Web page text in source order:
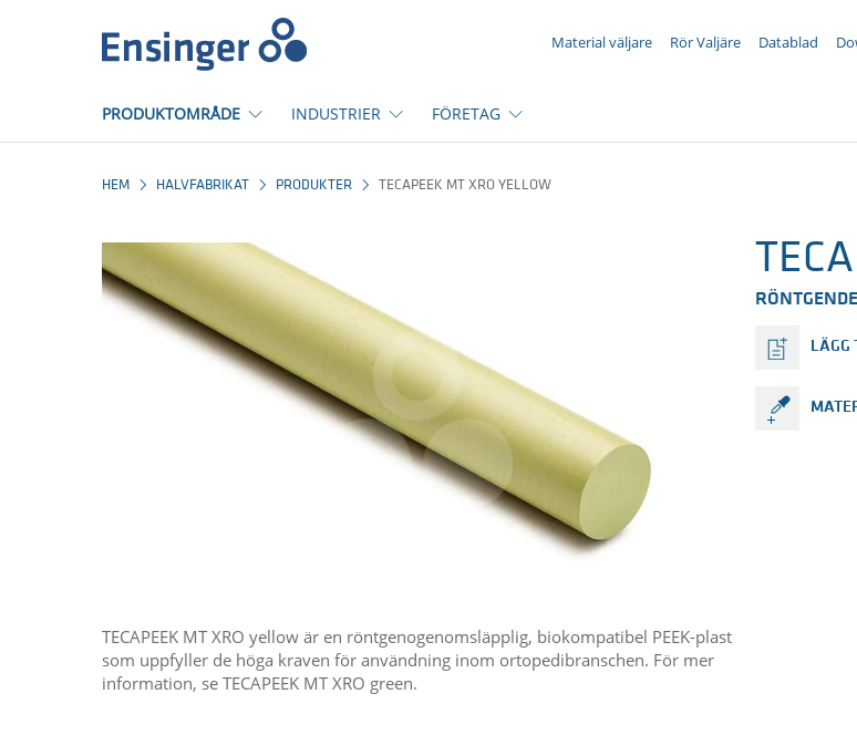
Material väljare Rör Valjäre Datablad
PRODUKTOMRÅDE INDUSTRIER FÖRETAG
HEM HALVFABRIKAT PRODUKTER TECAPEEK MT XRO YELLOW
LÄGG
TECAPEEK MT XRO yellow är en röntgenogenomsläpplig, biokompatibel PEEK-plast
som uppfyller de höga kraven för användning inom ortopedibranschen. För mer
information, se TECAPEEK MT XRO green.